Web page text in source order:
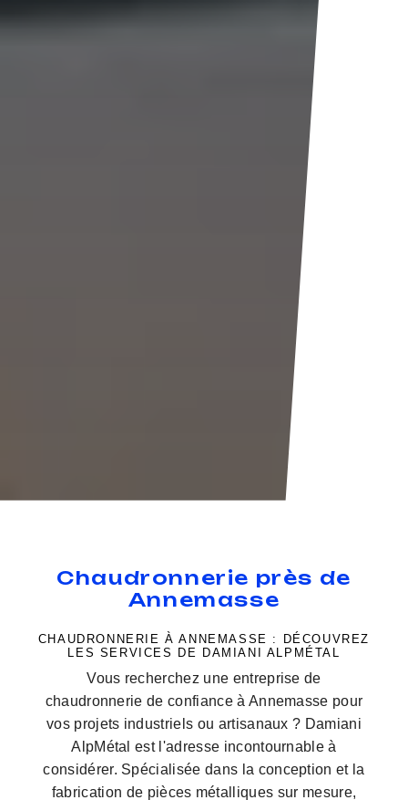
Chaudronnerie près de
Annemasse
CHAUDRONNERIE À ANNEMASSE : DÉCOUVREZ
LES SERVICES DE DAMIANI ALPMÉTAL
Vous recherchez une entreprise de
chaudronnerie de confiance à Annemasse pour
vos projets industriels ou artisanaux ? Damiani
AlpMétal est l'adresse incontournable à
considérer. Spécialisée dans la conception et la
fabrication de pièces métalliques sur mesure,